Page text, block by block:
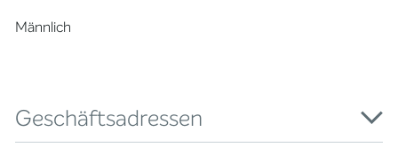
Männlich
Geschäftsadressen